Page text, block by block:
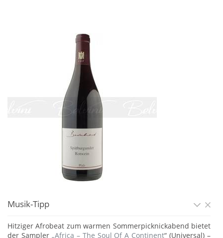
Musik-Tipp
Hitziger Afrobeat zum warmen Sommerpicknickabend bietet
der Sampler „Africa – The Soul Of A Continent“ (Universal) –